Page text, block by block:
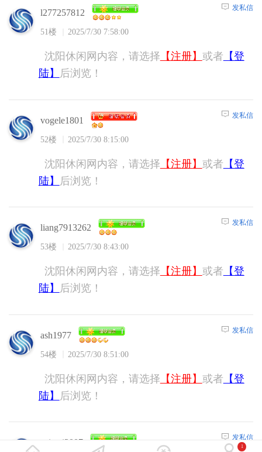
l277257812
51楼 2025/7/30 7:58:00
发私信
沈阳休闲网内容，请选择 【注册】 或者 【登
陆】
后浏览！
vogele1801
52楼 2025/7/30 8:15:00
发私信
沈阳休闲网内容，请选择 【注册】 或者 【登
陆】
后浏览！
liang7913262
53楼 2025/7/30 8:43:00
发私信
沈阳休闲网内容，请选择 【注册】 或者 【登
陆】
后浏览！
ash1977
54楼 2025/7/30 8:51:00
发私信
沈阳休闲网内容，请选择 【注册】 或者 【登
陆】
后浏览！
suiwei2007 发私信
1